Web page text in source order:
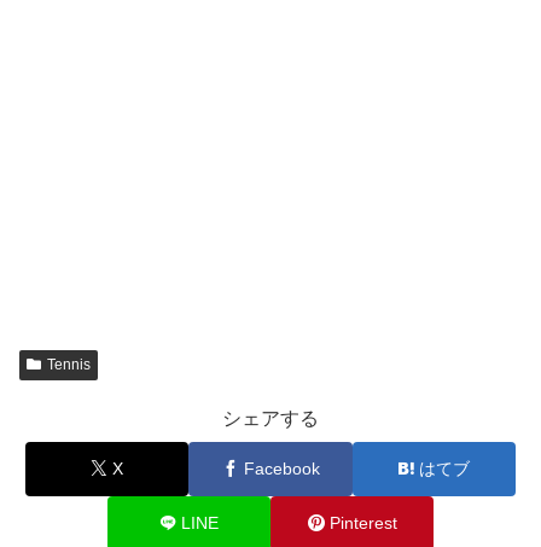
Tennis
シェアする
X Facebook はてブ
LINE Pinterest